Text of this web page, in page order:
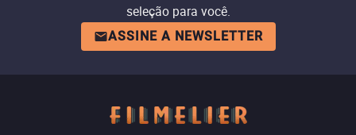
seleção para você.
ASSINE A NEWSLETTER